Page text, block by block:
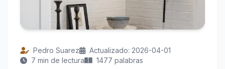
Pedro Suarez
Actualizado: 2026-04-01
7 min de lectura
1477 palabras